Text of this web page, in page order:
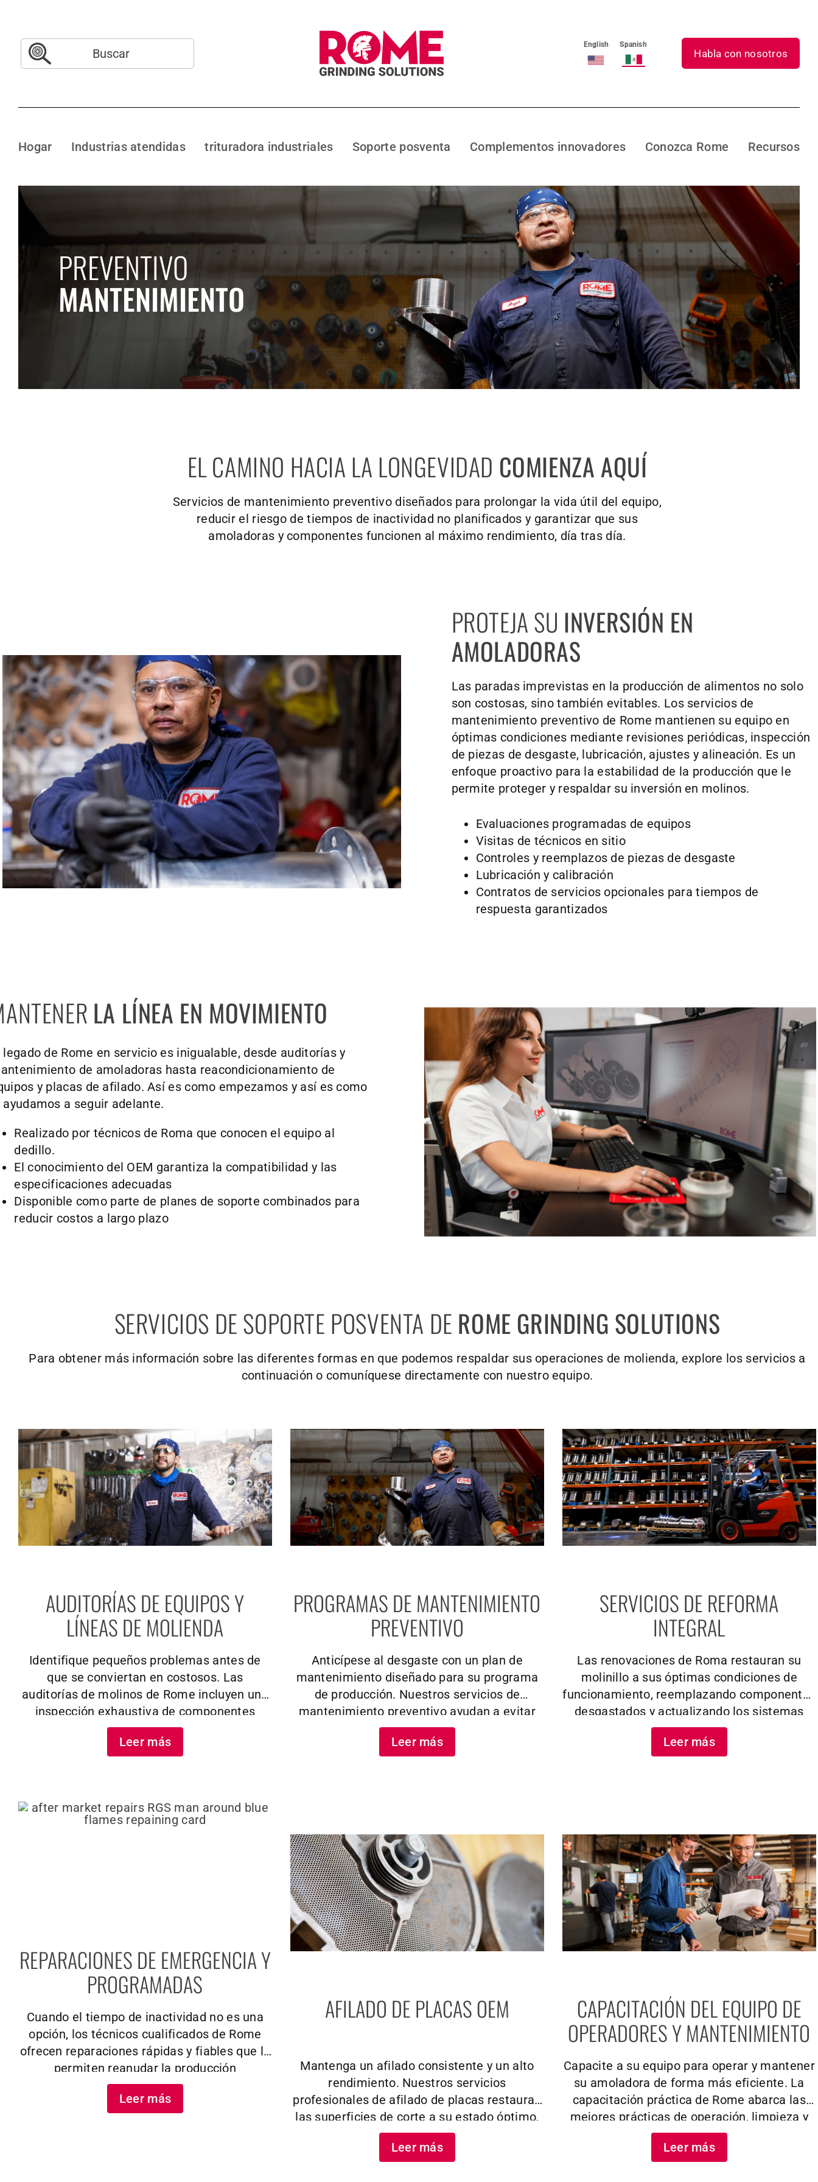
contenido
Buscar: English Spanish
Habla con nosotros
Hogar Industrias atendidas trituradora industriales Soporte posventa Complementos innovadores Conozca Rome Recursos
PREVENTIVO
MANTENIMIENTO
EL CAMINO HACIA LA LONGEVIDAD COMIENZA AQUÍ
Servicios de mantenimiento preventivo diseñados para prolongar la vida útil del equipo,
reducir el riesgo de tiempos de inactividad no planificados y garantizar que sus
amoladoras y componentes funcionen al máximo rendimiento, día tras día.
PROTEJA SU INVERSIÓN EN
AMOLADORAS
Las paradas imprevistas en la producción de alimentos no solo
son costosas, sino también evitables. Los servicios de
mantenimiento preventivo de Rome mantienen su equipo en
óptimas condiciones mediante revisiones periódicas, inspección
de piezas de desgaste, lubricación, ajustes y alineación. Es un
enfoque proactivo para la estabilidad de la producción que le
permite proteger y respaldar su inversión en molinos.
Evaluaciones programadas de equipos
Visitas de técnicos en sitio
Controles y reemplazos de piezas de desgaste
Lubricación y calibración
Contratos de servicios opcionales para tiempos de
respuesta garantizados
LA LÍNEA EN MOVIMIENTO
legado de Rome en servicio es inigualable, desde auditorías y
de amoladoras hasta reacondicionamiento de
y placas de afilado. Así es como empezamos y así es como
ayudamos a seguir adelante.
Realizado por técnicos de Roma que conocen el equipo al
dedillo.
El conocimiento del OEM garantiza la compatibilidad y las
especificaciones adecuadas
Disponible como parte de planes de soporte combinados para
reducir costos a largo plazo
SERVICIOS DE SOPORTE POSVENTA DE ROME GRINDING SOLUTIONS
Para obtener más información sobre las diferentes formas en que podemos respaldar sus operaciones de molienda, explore los servicios a
continuación o comuníquese directamente con nuestro equipo.
AUDITORÍAS DE EQUIPOS Y
LÍNEAS DE MOLIENDA
Identifique pequeños problemas antes de
que se conviertan en costosos. Las
auditorías de molinos de Rome incluyen una
inspección exhaustiva de componentes
críticos, comprobaciones de rendimiento y un
informe detallado con recomendaciones para
Leer más
PROGRAMAS DE MANTENIMIENTO
PREVENTIVO
Anticípese al desgaste con un plan de
mantenimiento diseñado para su programa
de producción. Nuestros servicios de
mantenimiento preventivo ayudan a evitar
averías inesperadas, reducir los costes de
reparación y maximizar el tiempo de
Leer más
SERVICIOS DE REFORMA
INTEGRAL
Las renovaciones de Roma restauran su
molinillo a sus óptimas condiciones de
funcionamiento, reemplazando componentes
desgastados y actualizando los sistemas
para que coincidan con los estándares de
rendimiento actuales.
Leer más
REPARACIONES DE EMERGENCIA Y
PROGRAMADAS
Cuando el tiempo de inactividad no es una
opción, los técnicos cualificados de Rome
ofrecen reparaciones rápidas y fiables que le
permiten reanudar la producción
rápidamente. Utilizamos piezas originales
(OEM) y especificaciones precisas para
Leer más
AFILADO DE PLACAS OEM
Mantenga un afilado consistente y un alto
rendimiento. Nuestros servicios
profesionales de afilado de placas restauran
las superficies de corte a su estado óptimo,
ayudándole a mantener la calidad y reducir el
desperdicio. Unas cuchillas afiladas
Leer más
CAPACITACIÓN DEL EQUIPO DE
OPERADORES Y MANTENIMIENTO
Capacite a su equipo para operar y mantener
su amoladora de forma más eficiente. La
capacitación práctica de Rome abarca las
mejores prácticas de operación, limpieza y
seguridad adaptadas a su equipo.
Leer más